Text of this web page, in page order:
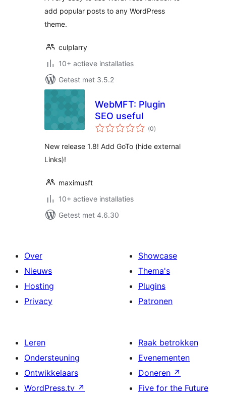
add popular posts to any WordPress
theme.
culplarry
10+ actieve installaties
Getest met 3.5.2
WebMFT: Plugin
SEO useful
(0totaal
waarderingen
)
New release 1.8! Add GoTo (hide external
Links)!
maximusft
10+ actieve installaties
Getest met 4.6.30
Over
Nieuws
Hosting
Privacy
Showcase
Thema's
Plugins
Patronen
Leren
Ondersteuning
Ontwikkelaars
WordPress.tv ↗
Raak betrokken
Evenementen
Doneren ↗
Five for the Future